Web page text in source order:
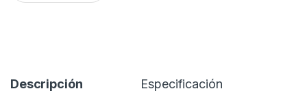
Descripción Especificación